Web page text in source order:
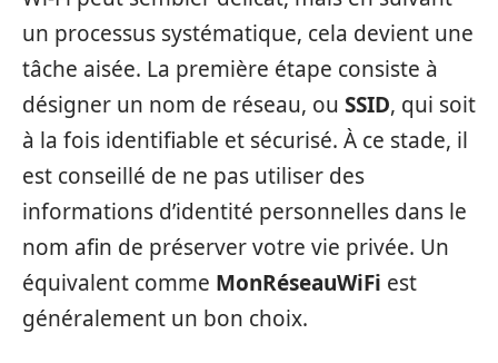
un processus systématique, cela devient une
tâche aisée. La première étape consiste à
désigner un nom de réseau, ou SSID, qui soit
à la fois identifiable et sécurisé. À ce stade, il
est conseillé de ne pas utiliser des
informations d’identité personnelles dans le
nom afin de préserver votre vie privée. Un
équivalent comme MonRéseauWiFi est
généralement un bon choix.